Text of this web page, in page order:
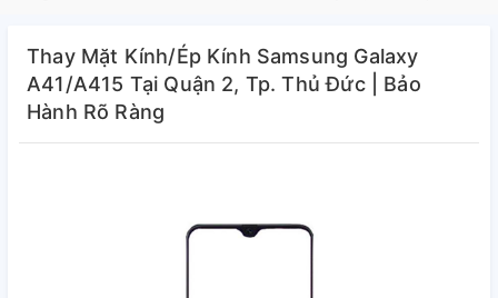
Thay Mặt Kính/Ép Kính Samsung Galaxy
A41/A415 Tại Quận 2, Tp. Thủ Đức | Bảo
Hành Rõ Ràng